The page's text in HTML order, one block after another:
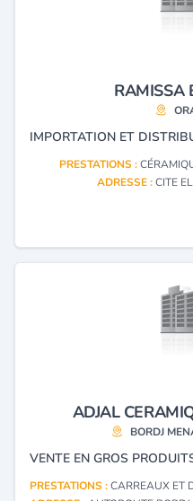
RAMISSA
PRESTATIONS :
ADRESSE :CITE
ADJAL
BORDJ
PRESTATIONS :CARREAUX ET